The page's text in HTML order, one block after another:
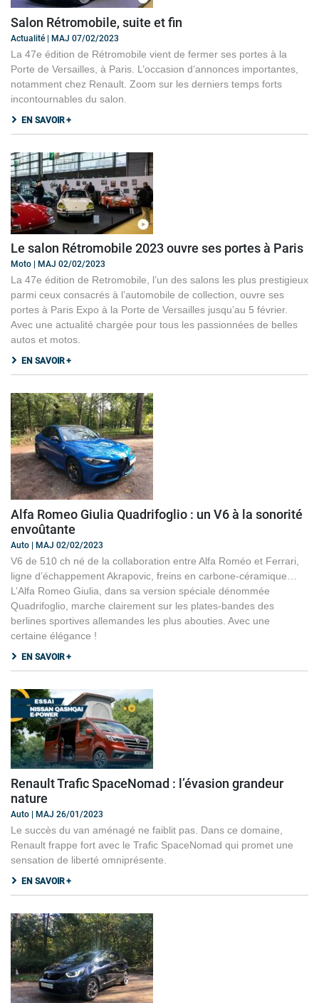
Salon Rétromobile, suite et fin
Actualité | MAJ 07/02/2023
La 47e édition de Rétromobile vient de fermer ses portes à la
Porte de Versailles, à Paris. L’occasion d’annonces importantes,
notamment chez Renault. Zoom sur les derniers temps forts
incontournables du salon.
EN SAVOIR +
Le salon Rétromobile 2023 ouvre ses portes à Paris
Moto | MAJ 02/02/2023
La 47e édition de Retromobile, l’un des salons les plus prestigieux
parmi ceux consacrés à l’automobile de collection, ouvre ses
portes à Paris Expo à la Porte de Versailles jusqu’au 5 février.
Avec une actualité chargée pour tous les passionnées de belles
autos et motos.
EN SAVOIR +
Alfa Romeo Giulia Quadrifoglio : un V6 à la sonorité
envoûtante
Auto | MAJ 02/02/2023
V6 de 510 ch né de la collaboration entre Alfa Roméo et Ferrari,
ligne d’échappement Akrapovic, freins en carbone-céramique…
L’Alfa Romeo Giulia, dans sa version spéciale dénommée
Quadrifoglio, marche clairement sur les plates-bandes des
berlines sportives allemandes les plus abouties. Avec une
certaine élégance !
EN SAVOIR +
Renault Trafic SpaceNomad : l’évasion grandeur
nature
Auto | MAJ 26/01/2023
Le succès du van aménagé ne faiblit pas. Dans ce domaine,
Renault frappe fort avec le Trafic SpaceNomad qui promet une
sensation de liberté omniprésente.
EN SAVOIR +